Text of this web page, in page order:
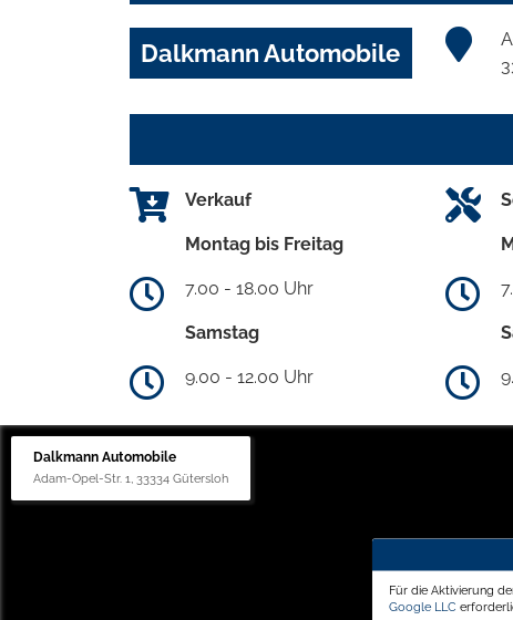
Dalkmann Automobile
Verkauf
Montag bis Freitag
7.00 - 18.00 Uhr
Samstag
9.00 - 12.00 Uhr
Dalkmann Automobile
Adam-Opel-Str. 1, 33334 Gütersloh
Für die Aktivierung
Google LLC